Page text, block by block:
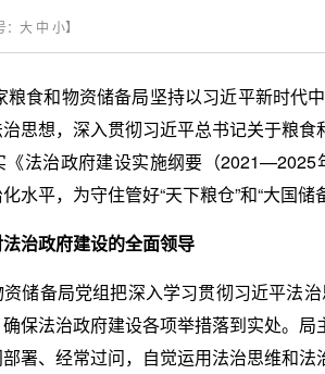
大 中 小】
粮食和物资储备局坚持以习近平新时代
思想，深入贯彻习近平总书记关于粮
《法治政府建设实施纲要（
水平，为守住管好“天下粮仓”和“大国储
治政府建设的全面领导
储备局党组把深入学习贯彻习近平法
保法治政府建设各项举措落到实处。
署、经常过问，自觉运用法治思维和